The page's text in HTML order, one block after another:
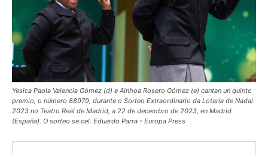
Yesica Paola Valencia Gómez (d) e Ainhoa Rosero Gómez (e) cantan un quinto
premio, o número 88979, durante o Sorteo Extraordinario da Lotaría de Nadal
2023 no Teatro Real de Madrid, a 22 de decembro de 2023, en Madrid
(España). O sorteo se cel. Eduardo Parra - Europa Press